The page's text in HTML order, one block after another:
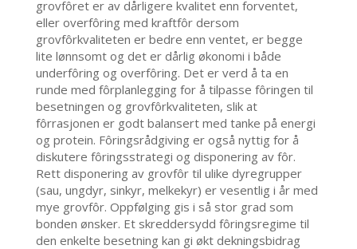
grovfôret er av dårligere kvalitet enn forventet,
eller overfôring med kraftfôr dersom
grovfôrkvaliteten er bedre enn ventet, er begge
lite lønnsomt og det er dårlig økonomi i både
underfôring og overfôring. Det er verd å ta en
runde med fôrplanlegging for å tilpasse fôringen til
besetningen og grovfôrkvaliteten, slik at
fôrrasjonen er godt balansert med tanke på energi
og protein. Fôringsrådgiving er også nyttig for å
diskutere fôringsstrategi og disponering av fôr.
Rett disponering av grovfôr til ulike dyregrupper
(sau, ungdyr, sinkyr, melkekyr) er vesentlig i år med
mye grovfôr. Oppfølging gis i så stor grad som
bonden ønsker. Et skreddersydd fôringsregime til
den enkelte besetning kan gi økt dekningsbidrag